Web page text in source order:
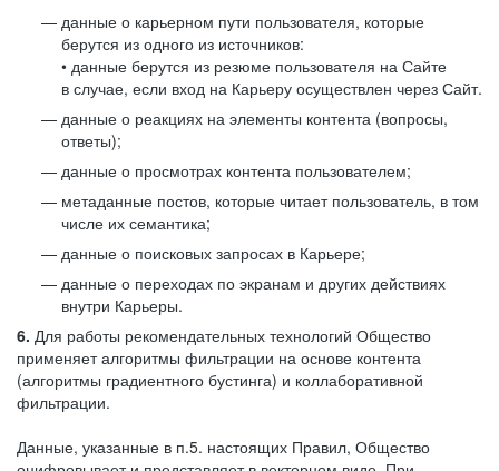
данные о карьерном пути пользователя, которые
берутся из одного из источников:
• данные берутся из резюме пользователя на Сайте
в случае, если вход на Карьеру осуществлен через Сайт.
данные о реакциях на элементы контента (вопросы,
ответы);
данные о просмотрах контента пользователем;
метаданные постов, которые читает пользователь, в том
числе их семантика;
данные о поисковых запросах в Карьере;
данные о переходах по экранам и других действиях
внутри Карьеры.
6. Для работы рекомендательных технологий Общество
применяет алгоритмы фильтрации на основе контента
(алгоритмы градиентного бустинга) и коллаборативной
фильтрации.
Данные, указанные в п.5. настоящих Правил, Общество